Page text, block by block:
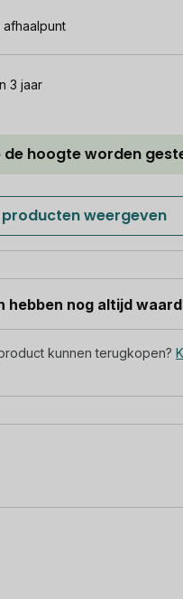
3 jaar
de hoogte worden
weergeven
hebben nog altijd
kunnen terugkopen?